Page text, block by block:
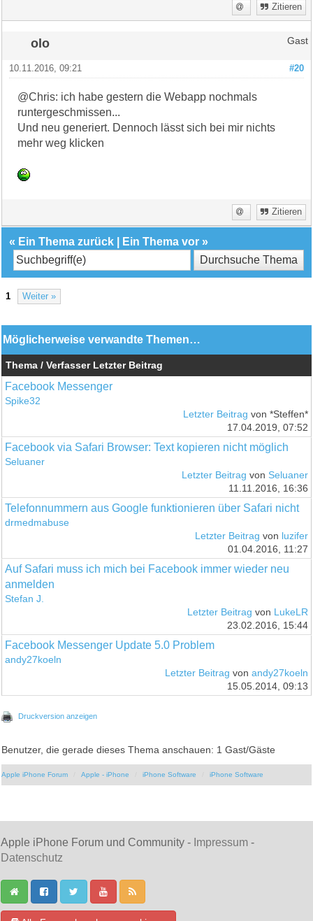
Zitieren
olo Gast
#20
10.11.2016, 09:21
@Chris: ich habe gestern die Webapp nochmals
runtergeschmissen...
Und neu generiert. Dennoch lässt sich bei mir nichts
mehr weg klicken
Zitieren
« Ein Thema zurück Ein Thema vor »
1 Weiter »
Möglicherweise verwandte Themen…
Thema / Verfasser Letzter Beitrag
Facebook Messenger
Spike32
Letzter Beitrag von *Steffen*
17.04.2019, 07:52
Facebook via Safari Browser: Text kopieren nicht möglich
Seluaner
Letzter Beitrag von Seluaner
11.11.2016, 16:36
Telefonnummern aus Google funktionieren über Safari nicht
drmedmabuse
Letzter Beitrag von luzifer
01.04.2016, 11:27
Auf Safari muss ich mich bei Facebook immer wieder neu
anmelden
Stefan J.
Letzter Beitrag von
LukeLR
23.02.2016, 15:44
Facebook Messenger Update 5.0 Problem
andy27koeln
Letzter Beitrag von andy27koeln
15.05.2014, 09:13
Druckversion anzeigen
Benutzer, die gerade dieses Thema anschauen: 1 Gast/Gäste
Apple iPhone Forum Apple - iPhone iPhone Software iPhone Software
Apple iPhone Forum und Community - Impressum -
Datenschutz